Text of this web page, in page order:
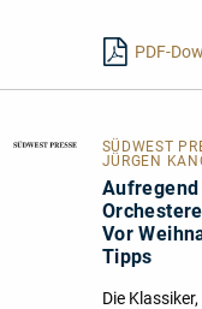
PDF-
SÜDWEST
JÜRGEN
Aufregend
Vor
Tipps
Die